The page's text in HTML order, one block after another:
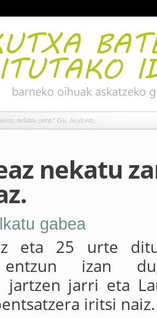
nekatu zara? Gu, bizitzeaz.
nekatu
gabea
eta 25 urte
izan
jartzen jarri eta
iritsi naiz.